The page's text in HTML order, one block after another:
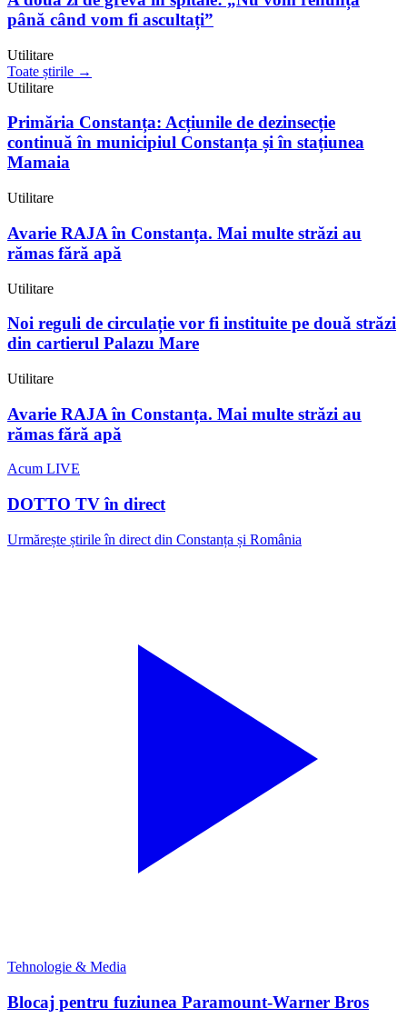
până când vom fi ascultați”
Utilitare
Toate știrile →
Utilitare
Primăria Constanța: Acțiunile de dezinsecție
continuă în municipiul Constanța și în stațiunea
Mamaia
Utilitare
Avarie RAJA în Constanța. Mai multe străzi au
rămas fără apă
Utilitare
Noi reguli de circulație vor fi instituite pe două străzi
din cartierul Palazu Mare
Utilitare
Avarie RAJA în Constanța. Mai multe străzi au
rămas fără apă
Acum LIVE
DOTTO TV în direct
Urmărește știrile în direct din Constanța și România
Tehnologie & Media
Blocaj pentru fuziunea Paramount-Warner Bros